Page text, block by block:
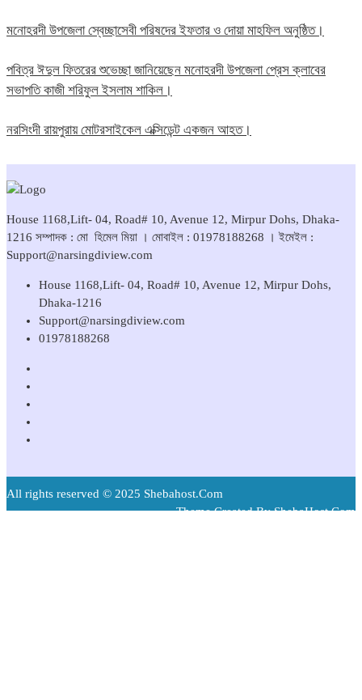
মনোহরদী উপজেলা স্বেচ্ছাসেবী পরিষদের ইফতার ও দোয়া মাহফিল অনুষ্ঠিত।
পবিত্র ঈদুল ফিতরের শুভেচ্ছা জানিয়েছেন মনোহরদী উপজেলা প্রেস ক্লাবের
সভাপতি কাজী শরিফুল ইসলাম শাকিল।
নরসিংদী রায়পুরায় মোটরসাইকেল এক্সিডেন্ট একজন আহত।
House 1168,Lift- 04, Road# 10, Avenue 12, Mirpur Dohs, Dhaka-
1216 সম্পাদক : মো হিমেল মিয়া । মোবাইল : 01978188268 । ইমেইল :
Support@narsingdiview.com
House 1168,Lift- 04, Road# 10, Avenue 12, Mirpur Dohs,
Dhaka-1216
Support@narsingdiview.com
01978188268
All rights reserved © 2025 Shebahost.Com
Theme Created By ShebaHost.Com